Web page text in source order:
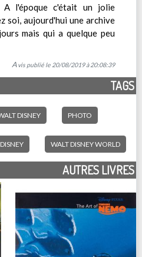
A l'époque c'était un jolie
soi, aujourd'hui une archive
mais qui a quelque peu
Avis publié le 20/08/2019 à 20:08:39
TAGS
DISNEY PHOTO
WALT DISNEY WORLD
AUTRES LIVRES